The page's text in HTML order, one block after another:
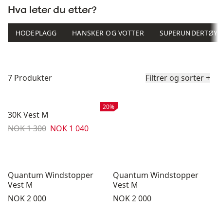
Hva leter du etter?
HODEPLAGG HANSKER OG VOTTER SUPERUNDERTØY
7 Produkter Filtrer og sorter+
Salg:
20%
30K Vest M
Originalpris:
NOK 1 300 Salgspris:
NOK 1 040
Quantum Windstopper
Vest M
Pris:
NOK 2 000
Quantum Windstopper
Vest M
Pris:
NOK 2 000